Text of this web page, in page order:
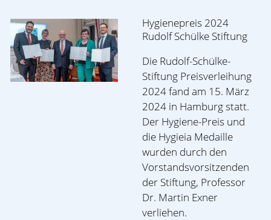
Hygienepreis 2024
Rudolf Schülke Stiftung
Die Rudolf-Schülke-
Stiftung Preisverleihung
2024 fand am 15. März
2024 in Hamburg statt.
Der Hygiene-Preis und
die Hygieia Medaille
wurden durch den
Vorstandsvorsitzenden
der Stiftung, Professor
Dr. Martin Exner
verliehen.